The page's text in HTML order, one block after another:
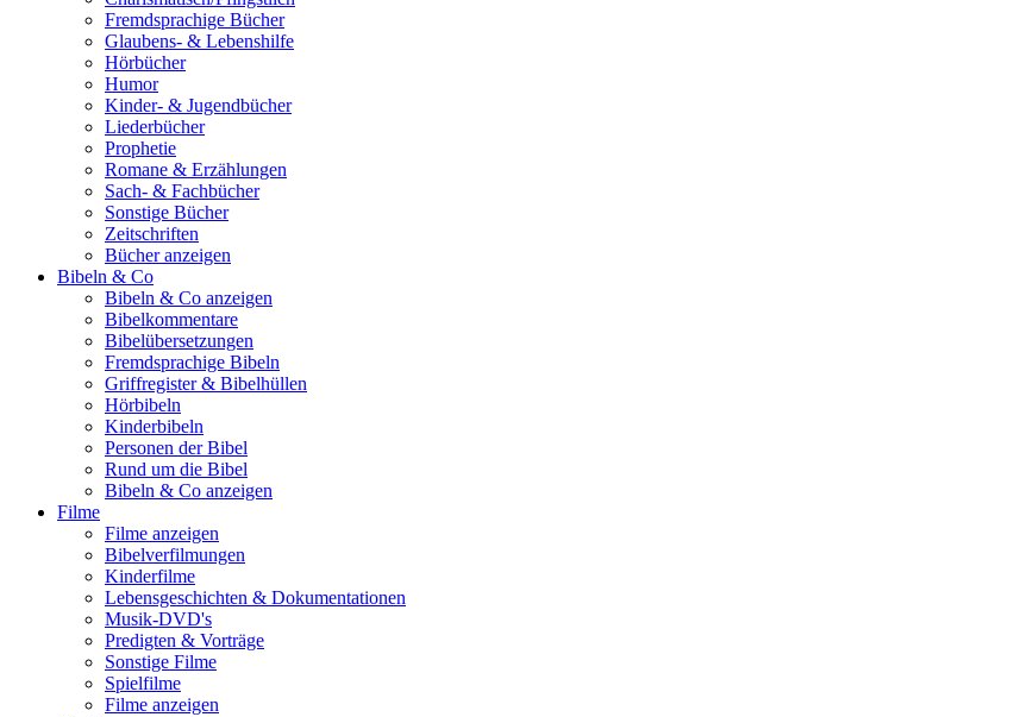
Fremdsprachige Bücher
Glaubens- & Lebenshilfe
Hörbücher
Humor
Kinder- & Jugendbücher
Liederbücher
Prophetie
Romane & Erzählungen
Sach- & Fachbücher
Sonstige Bücher
Zeitschriften
Bücher anzeigen
Bibeln & Co
Bibeln & Co anzeigen
Bibelkommentare
Bibelübersetzungen
Fremdsprachige Bibeln
Griffregister & Bibelhüllen
Hörbibeln
Kinderbibeln
Personen der Bibel
Rund um die Bibel
Bibeln & Co anzeigen
Filme
Filme anzeigen
Bibelverfilmungen
Kinderfilme
Lebensgeschichten & Dokumentationen
Musik-DVD's
Predigten & Vorträge
Sonstige Filme
Spielfilme
Filme anzeigen